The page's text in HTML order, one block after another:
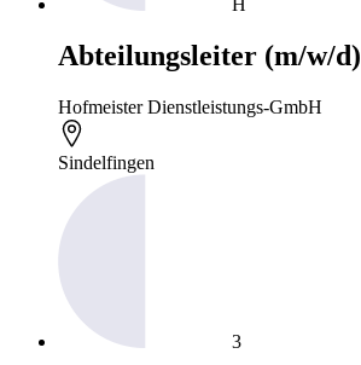
Abteilungsleiter (m/w/d)
Hofmeister Dienstleistungs-GmbH
Sindelfingen
3